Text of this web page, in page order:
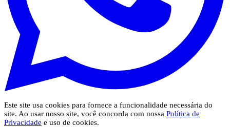
Este site usa cookies para fornece a funcionalidade necessária do
site. Ao usar nosso site, você concorda com nossa Política de
Privacidade e uso de cookies.